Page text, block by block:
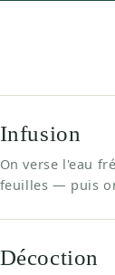
Infusion
On verse l'eau
feuilles — puis
Décoction